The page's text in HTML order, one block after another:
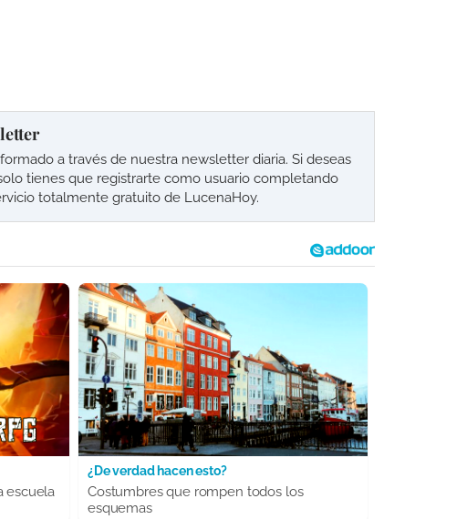
a través de nuestra newsletter diaria. Si deseas
tienes que registrarte como usuario completando
totalmente gratuito de LucenaHoy.
escuela
¿De verdad hacen esto?
Costumbres que rompen todos los
esquemas